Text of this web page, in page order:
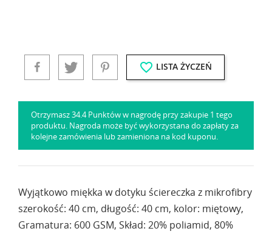
favorite_border LISTA ŻYCZEŃ
Otrzymasz 34.4 Punktów w nagrodę przy zakupie 1 tego
produktu. Nagroda może być wykorzystana do zapłaty za
kolejne zamówienia lub zamieniona na kod kuponu.
Wyjątkowo miękka w dotyku ściereczka z mikrofibry
szerokość: 40 cm, długość: 40 cm, kolor: miętowy,
Gramatura: 600 GSM, Skład: 20% poliamid, 80%